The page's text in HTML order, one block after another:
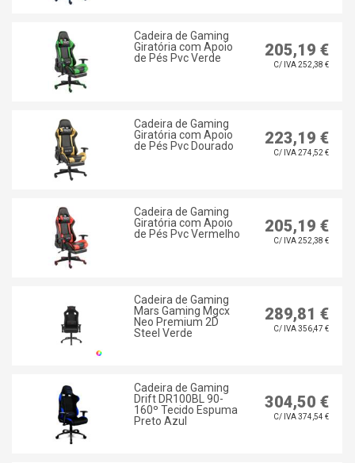
Cadeira de Gaming
Giratória com Apoio
de Pés Pvc Verde
205,19 €
C/ IVA 252,38 €
Cadeira de Gaming
Giratória com Apoio
de Pés Pvc Dourado
223,19 €
C/ IVA 274,52 €
Cadeira de Gaming
Giratória com Apoio
de Pés Pvc Vermelho
205,19 €
C/ IVA 252,38 €
Cadeira de Gaming
Mars Gaming Mgcx
Neo Premium 2D
Steel Verde
289,81 €
C/ IVA 356,47 €
Cadeira de Gaming
Drift DR100BL 90-
160º Tecido Espuma
Preto Azul
304,50 €
C/ IVA 374,54 €